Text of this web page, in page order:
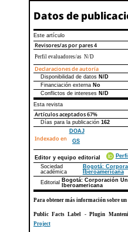
Datos de
Este artículo
Revisores/as por pares4
Perfil evaluadores/as N/D
Declaraciones de autoría
Declaraciones de autoríaEste artículo
Disponibilidad de datos N/D
Financiación externa No
Conflictos de intereses N/D
Esta revista
Artículos aceptados67%
Días para la publicación 162
Indexado en
DOAJ
GS
Editor y equipo editorial
Sociedad
académica
Bogotá:
Iberoamericana
Editorial
Bogotá: Corporación
Iberoamericana
Para obtener más información sobre un
Public Facts Label - Plugin
Project